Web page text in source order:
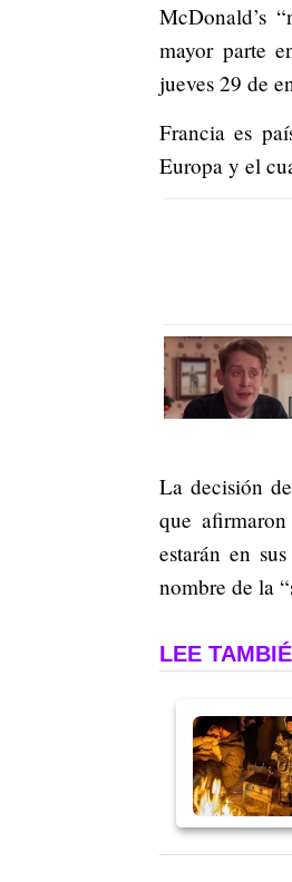
McDonald’s
mayor parte
jueves 29 de
Francia es
Europa y el
La decisión
que
estarán en
nombre de la
LEE